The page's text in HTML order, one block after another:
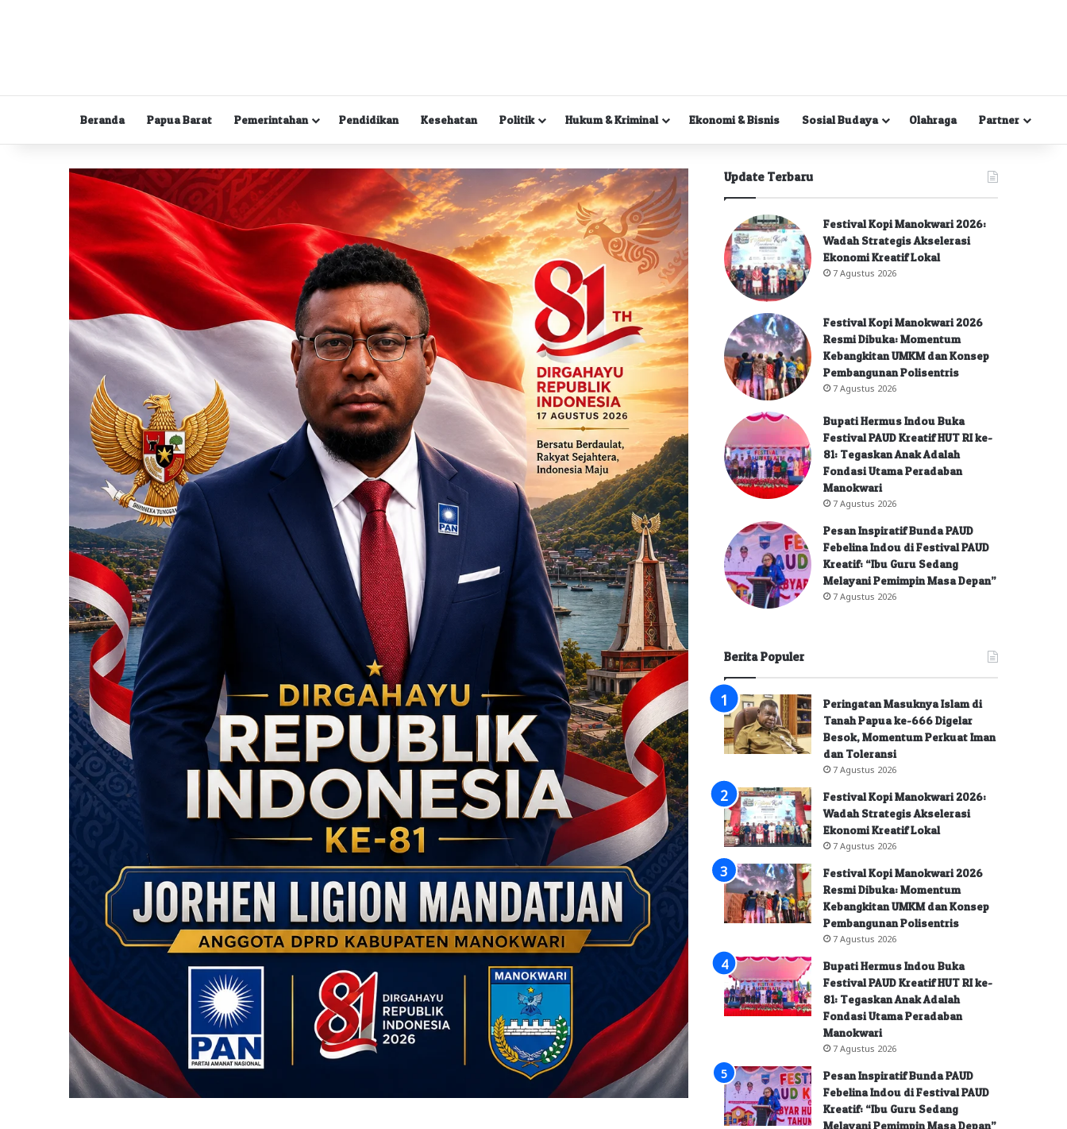
Beranda Papua Barat Pemerintahan Pendidikan Kesehatan Politik Hukum & Kriminal Ekonomi & Bisnis Sosial Budaya Olahraga Partner
Update Terbaru
Festival Kopi Manokwari 2026:
Wadah Strategis Akselerasi
Ekonomi Kreatif Lokal
7 Agustus 2026
Festival Kopi Manokwari 2026
Resmi Dibuka: Momentum
Kebangkitan UMKM dan Konsep
Pembangunan Polisentris
7 Agustus 2026
Bupati Hermus Indou Buka
Festival PAUD Kreatif HUT RI ke-
81: Tegaskan Anak Adalah
Fondasi Utama Peradaban
Manokwari
7 Agustus 2026
Pesan Inspiratif Bunda PAUD
Febelina Indou di Festival PAUD
Kreatif: “Ibu Guru Sedang
Melayani Pemimpin Masa Depan”
7 Agustus 2026
Berita Populer
Peringatan Masuknya Islam di
Tanah Papua ke-666 Digelar
Besok, Momentum Perkuat Iman
dan Toleransi
7 Agustus 2026
Festival Kopi Manokwari 2026:
Wadah Strategis Akselerasi
Ekonomi Kreatif Lokal
7 Agustus 2026
Festival Kopi Manokwari 2026
Resmi Dibuka: Momentum
Kebangkitan UMKM dan Konsep
Pembangunan Polisentris
7 Agustus 2026
Bupati Hermus Indou Buka
Festival PAUD Kreatif HUT RI ke-
81: Tegaskan Anak Adalah
Fondasi Utama Peradaban
Manokwari
7 Agustus 2026
Pesan Inspiratif Bunda PAUD
Febelina Indou di Festival PAUD
Kreatif: “Ibu Guru Sedang
Melayani Pemimpin Masa Depan”